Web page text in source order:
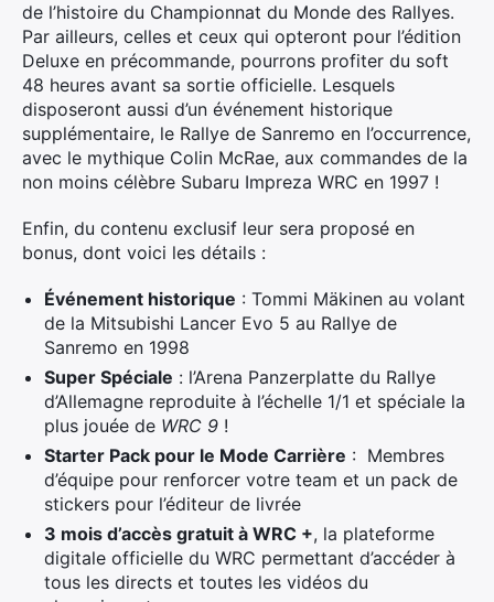
de l’histoire du Championnat du Monde des Rallyes.
Par ailleurs, celles et ceux qui opteront pour l’édition
Deluxe en précommande, pourrons profiter du soft
48 heures avant sa sortie officielle. Lesquels
disposeront aussi d’un événement historique
supplémentaire, le Rallye de Sanremo en l’occurrence,
avec le mythique Colin McRae, aux commandes de la
non moins célèbre Subaru Impreza WRC en 1997 !
Enfin, du contenu exclusif leur sera proposé en
bonus, dont voici les détails :
Événement historique : Tommi Mäkinen au volant
de la Mitsubishi Lancer Evo 5 au Rallye de
Sanremo en 1998
Super Spéciale : l’Arena Panzerplatte du Rallye
d’Allemagne reproduite à l’échelle 1/1 et spéciale la
plus jouée de WRC 9 !
Starter Pack pour le Mode Carrière : Membres
d’équipe pour renforcer votre team et un pack de
stickers pour l’éditeur de livrée
3 mois d’accès gratuit à WRC +, la plateforme
digitale officielle du WRC permettant d’accéder à
tous les directs et toutes les vidéos du